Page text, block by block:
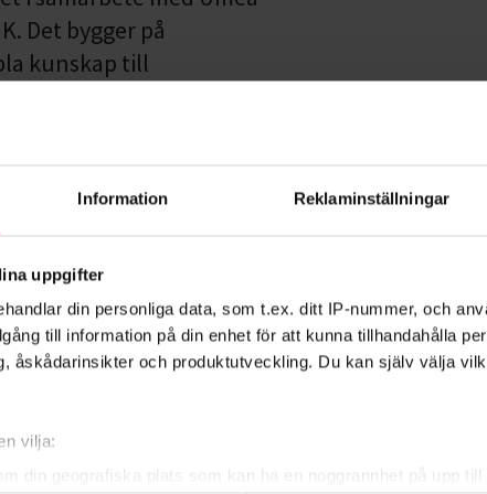
Information Reklaminställningar
uppgifter
din personliga data, som t.ex. ditt IP-nummer, och
till information på din enhet för att kunna tillhandahålla
åskådarinsikter och produktutveckling. Du kan själv välja
vilja:
Det bygger på
kunskap till
och dialog vill vi ge fler
centrala verktyg:
relationer och hitta
från olika
tillit genom samtal.
praktisk träning i